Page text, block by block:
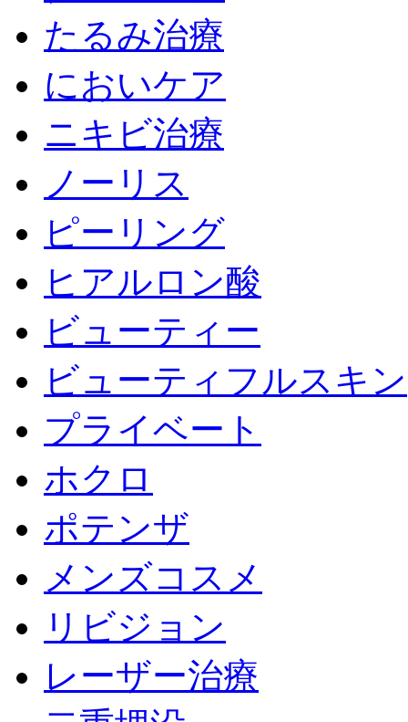
たるみ治療
においケア
ニキビ治療
ノーリス
ピーリング
ヒアルロン酸
ビューティー
ビューティフルスキン
プライベート
ホクロ
ポテンザ
メンズコスメ
リビジョン
レーザー治療